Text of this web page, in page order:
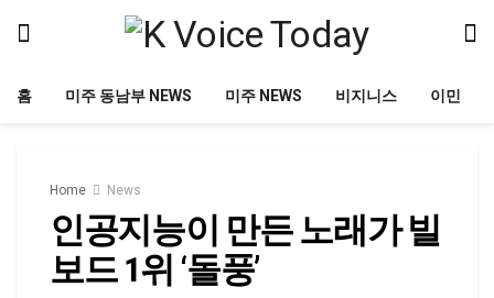
홈 미주 동남부 NEWS 미주 NEWS 비지니스 이민
Home News
인공지능이 만든 노래가 빌
보드 1위 ‘돌풍’